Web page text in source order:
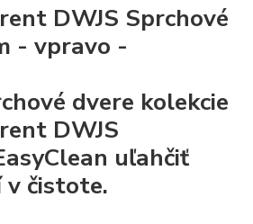
DWJS Sprchové
- vpravo -
dvere kolekcie
DWJS
uľahčiť
v čistote.